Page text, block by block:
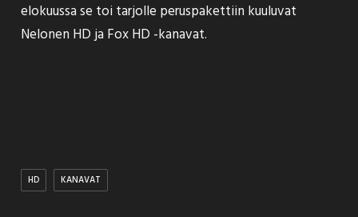
elokuussa se toi tarjolle peruspakettiin kuuluvat
Nelonen HDja Fox HD -kanavat.
HD KANAVAT